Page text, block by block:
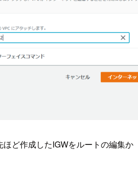
ほど作成したIGWをルートの編集か